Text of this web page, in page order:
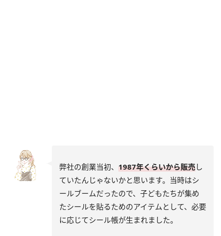
弊社の創業当初、 1987年くらいから販売し
ていたんじゃないかと思います。当時はシ
ールブームだったので、子どもたちが集め
たシールを貼るためのアイテムとして、必要
に応じてシール帳が生まれました。